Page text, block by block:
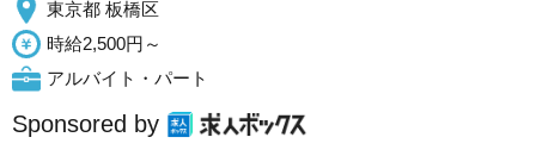
東京都 板橋区
時給2,500円～
アルバイト・パート
Sponsored by